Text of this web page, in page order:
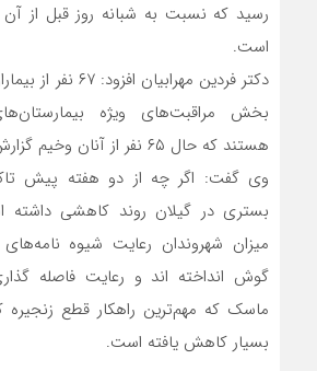
است.
دکتر فردین مهرابیان
بخش مراقبت‌های ویژه
هستند که حال ۶۵ نفر از آنان وخیم گزارش شده است.
وی گفت: اگر چه از دو هفته پیش
بستری در گیلان روند کاهشی داشته
میزان شهروندان رعایت شیوه
گوش انداخته اند و رعایت فاصله
ماسک که مهم‌ترین راهکار قطع زنجیره
بسیار کاهش یافته است.